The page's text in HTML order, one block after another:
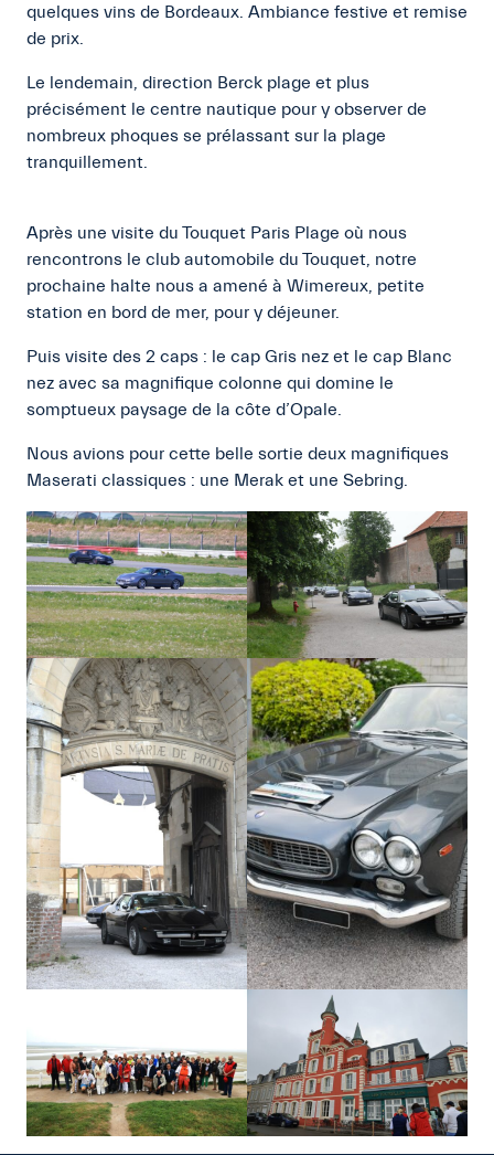
quelques vins de Bordeaux. Ambiance festive et remise
de prix.
Le lendemain, direction Berck plage et plus
précisément le centre nautique pour y observer de
nombreux phoques se prélassant sur la plage
tranquillement.
Après une visite du Touquet Paris Plage où nous
rencontrons le club automobile du Touquet, notre
prochaine halte nous a amené à Wimereux, petite
station en bord de mer, pour y déjeuner.
Puis visite des 2 caps : le cap Gris nez et le cap Blanc
nez avec sa magnifique colonne qui domine le
somptueux paysage de la côte d’Opale.
Nous avions pour cette belle sortie deux magnifiques
Maserati classiques : une Merak et une Sebring.